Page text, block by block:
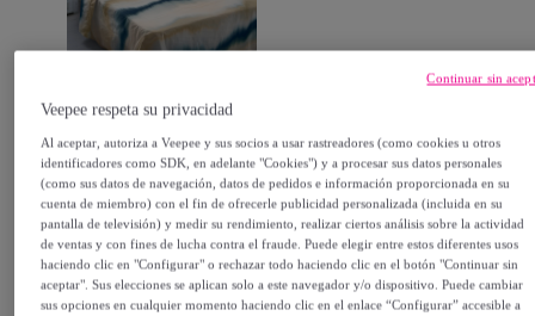
Juego de Sábanas
Estampadas - Incluye 1 o 2
Fundas de Almohada - 100%
Algodón - Belix Blues
Multicolor
29,95 €
54,00 € - 44%
Compra rápida
Veepee respeta su privacidad
Al aceptar, autoriza a Veepee y sus socios a usar rastreadores (como cookies u otros
identificadores como SDK, en adelante "Cookies") y a procesar sus datos personales
(como sus datos de navegación, datos de pedidos e información proporcionada en su
cuenta de miembro) con el fin de ofrecerle publicidad personalizada (incluida en su
pantalla de televisión) y medir su rendimiento, realizar ciertos análisis sobre la actividad
de ventas y con fines de lucha contra el fraude. Puede elegir entre estos diferentes usos
haciendo clic en "Configurar" o rechazar todo haciendo clic en el botón "Continuar sin
aceptar". Sus elecciones se aplican solo a este navegador y/o dispositivo. Puede cambiar
sus opciones en cualquier momento haciendo clic en el enlace “Configurar” accesible a
Continuar sin